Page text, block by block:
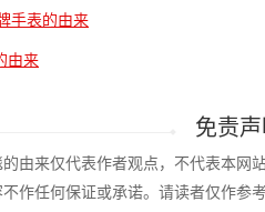
手表的由来
由来
免责
由来仅代表作者观点，不代表本网
作任何保证或承诺。请读者仅作参